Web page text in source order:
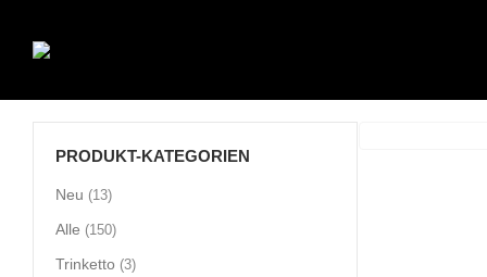
PRODUKT-KATEGORIEN
Neu (13)
Alle (150)
Trinketto (3)